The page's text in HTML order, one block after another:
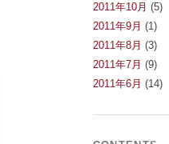
2011年10月 (5)
2011年9月 (1)
2011年8月 (3)
2011年7月 (9)
2011年6月 (14)